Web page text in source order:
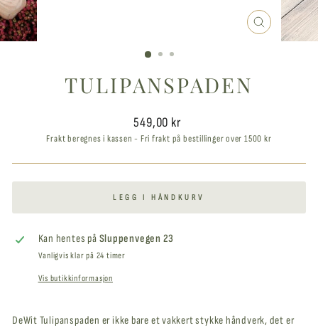
LUKK
VINDUET
TULIPANSPADEN
Ordinær
pris
549,00 kr
Frakt beregnes i kassen - Fri frakt på bestillinger over 1500 kr
LEGG I HÅNDKURV
Kan hentes på Sluppenvegen 23
Vanligvis klar på 24 timer
Vis butikkinformasjon
DeWit Tulipanspaden er ikke bare et vakkert stykke håndverk, det er